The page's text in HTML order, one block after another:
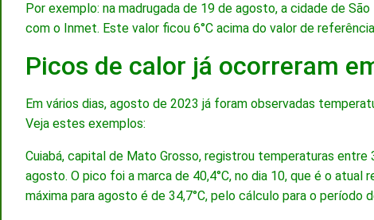
Por exemplo: na madrugada de 19 de agosto, a cidade de
com o Inmet. Este valor ficou 6°C acima do valor de
Picos de calor já ocorreram
Em vários dias, agosto de 2023 já foram observadas
Veja estes exemplos:
Cuiabá, capital de Mato Grosso, registrou temperaturas
agosto. O pico foi a marca de 40,4°C, no dia 10, que é o
máxima para agosto é de 34,7°C, pelo cálculo para o período